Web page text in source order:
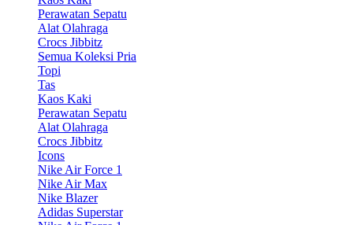
Perawatan Sepatu
Alat Olahraga
Crocs Jibbitz
Semua Koleksi Pria
Topi
Tas
Kaos Kaki
Perawatan Sepatu
Alat Olahraga
Crocs Jibbitz
Icons
Nike Air Force 1
Nike Air Max
Nike Blazer
Adidas Superstar